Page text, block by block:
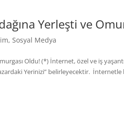
Yerleşti ve
,Sosyal Medya
Oldu! (*) İnternet, özel ve iş
Yerinizi” belirleyecektir. İnternetle